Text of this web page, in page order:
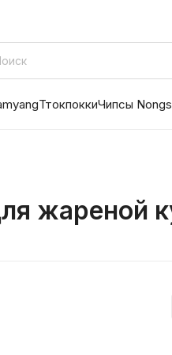
ТтокпоккиЧипсы
жареной